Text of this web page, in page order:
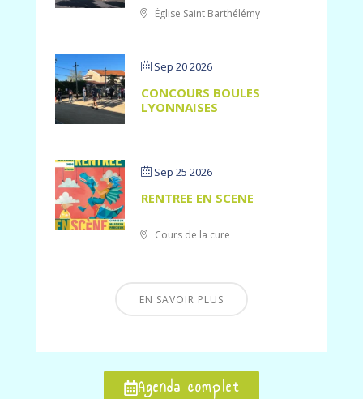
Église Saint Barthélémy
Sep 20 2026
CONCOURS BOULES
LYONNAISES
Sep 25 2026
RENTREE EN SCENE
Cours de la cure
EN SAVOIR PLUS
Agenda complet